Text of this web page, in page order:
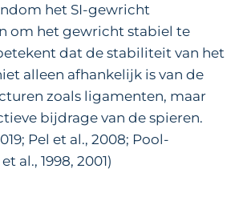
het SI-gewricht
om het gewricht stabiel te
dat de stabiliteit van het
alleen afhankelijk is van de
zoals ligamenten, maar
bijdrage van de spieren.
Pel et al., 2008; Pool-
al., 1998, 2001)